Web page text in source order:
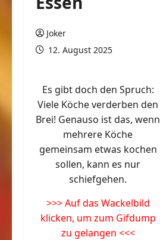
Joker
12. August 2025
Es gibt doch den Spruch:
Viele Köche verderben den
Brei! Genauso ist das, wenn
mehrere Köche
gemeinsam etwas kochen
sollen, kann es nur
schiefgehen.
>>> Auf das Wackelbild
klicken, um zum Gifdump
zu gelangen <<<